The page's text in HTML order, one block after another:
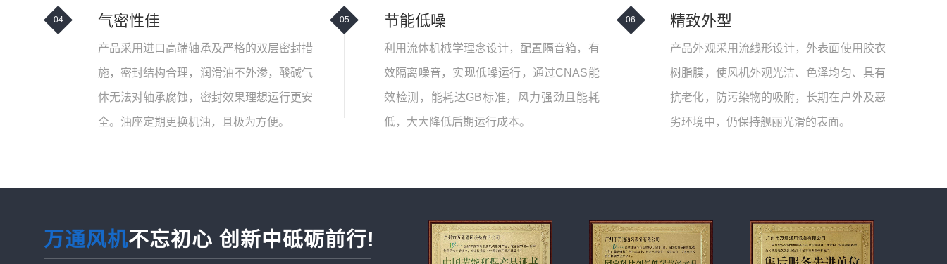
04 气密性佳
产品采用进口高端轴承及严格的双层密封措
施，密封结构合理，润滑油不外渗，酸碱气
体无法对轴承腐蚀，密封效果理想运行更安
全。油座定期更换机油，且极为方便。
05 节能低噪
利用流体机械学理念设计，配置隔音箱，有
效隔离噪音，实现低噪运行，通过CNAS能
效检测，能耗达GB标准，风力强劲且能耗
低，大大降低后期运行成本。
06 精致外型
产品外观采用流线形设计，外表面使用胶衣
树脂膜，使风机外观光洁、色泽均匀、具有
抗老化，防污染物的吸附，长期在户外及恶
劣环境中，仍保持舰丽光滑的表面。
万通风机不忘初心 创新中砥砺前行!